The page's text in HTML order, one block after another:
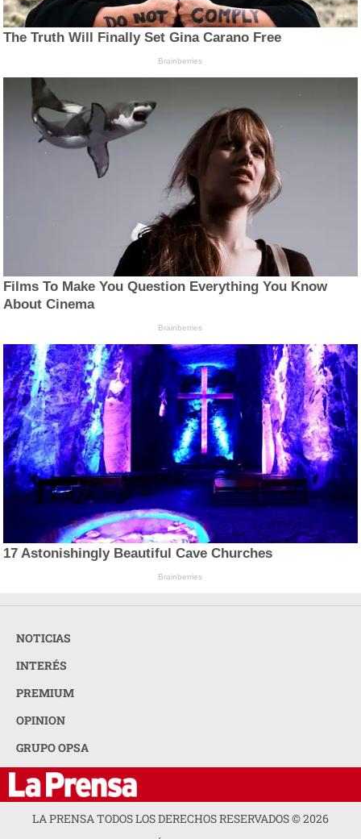
The Truth Will Finally Set Gina Carano Free
Brainberries
Films To Make You Question Everything You Know
About Cinema
Brainberries
17 Astonishingly Beautiful Cave Churches
Brainberries
NOTICIAS
INTERÉS
PREMIUM
OPINION
GRUPO OPSA
LA PRENSA TODOS LOS DERECHOS RESERVADOS ©2026